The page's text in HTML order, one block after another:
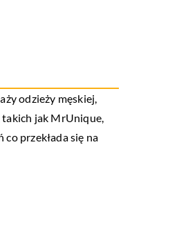
odzieży męskiej,
jak MrUnique,
przekłada się na